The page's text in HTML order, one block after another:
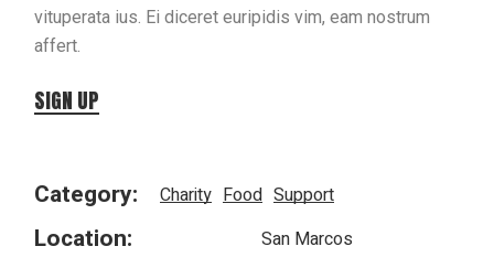
vituperata ius. Ei diceret euripidis vim, eam nostrum
affert.
SIGN UP
Category: Charity Food Support
Location: San Marcos